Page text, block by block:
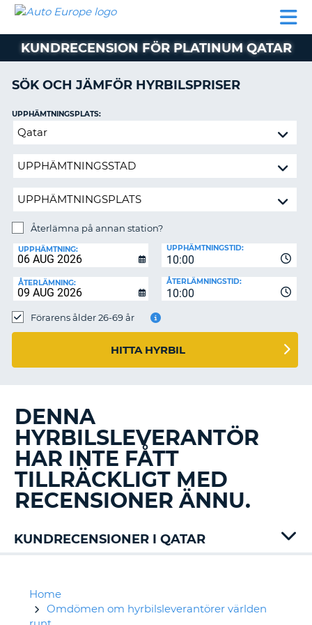
HYRBIL
HYRA
PARTNER
AUTO
EUROPE
HYRBIL
HYRA
HUSBIL
MIN
MEDLEMSINFORMATION
ADMINISTRERA
BOKNING
SVERIGE
KUNDRECENSION FÖR PLATINUM QATAR
SÖK OCH JÄMFÖR HYRBILSPRISER
Återlämna
annan
UPPHÄMTNINGSPLATS:
Återlämna på annan station?
UPPHÄMTNING:
10:00
UPPHÄMTNINGSTID:
ÅTERLÄMNING:
10:00
ÅTERLÄMNINGSTID:
Förarens ålder 26-69 år
HITTA HYRBIL
DENNA
HYRBILSLEVERANTÖR
HAR INTE FÅTT
TILLRÄCKLIGT MED
RECENSIONER ÄNNU.
KUNDRECENSIONER I QATAR
Home
Omdömen om hyrbilsleverantörer världen